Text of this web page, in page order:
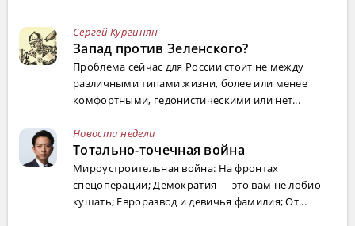
Сергей Кургинян
Запад против Зеленского?
Проблема сейчас для России стоит не между
различными типами жизни, более или менее
комфортными, гедонистическими или нет...
Новости недели
Тотально-точечная война
Мироустроительная война: На фронтах
спецоперации; Демократия — это вам не лобио
кушать; Евроразвод и девичья фамилия; От...